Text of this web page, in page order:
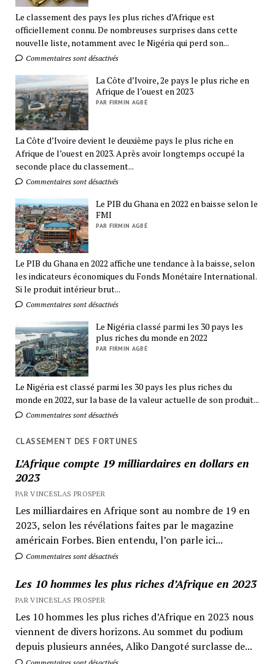
Le classement des pays les plus riches d’Afrique est
officiellement connu. De nombreuses surprises dans cette
nouvelle liste, notamment avec le Nigéria qui perd son...
Commentaires sont désactivés
La Côte d’Ivoire, 2e pays le plus riche en
Afrique de l’ouest en 2023
PAR FIRMIN AGBÉ
La Côte d’Ivoire devient le deuxième pays le plus riche en
Afrique de l’ouest en 2023. Après avoir longtemps occupé la
seconde place du classement...
Commentaires sont désactivés
Le PIB du Ghana en 2022 en baisse selon le
FMI
PAR FIRMIN AGBÉ
Le PIB du Ghana en 2022 affiche une tendance à la baisse, selon
les indicateurs économiques du Fonds Monétaire International.
Si le produit intérieur brut...
Commentaires sont désactivés
Le Nigéria classé parmi les 30 pays les
plus riches du monde en 2022
PAR FIRMIN AGBÉ
Le Nigéria est classé parmi les 30 pays les plus riches du
monde en 2022, sur la base de la valeur actuelle de son produit...
Commentaires sont désactivés
CLASSEMENT DES FORTUNES
L’Afrique compte 19 milliardaires en dollars en
2023
PAR VINCESLAS PROSPER
Les milliardaires en Afrique sont au nombre de 19 en
2023, selon les révélations faites par le magazine
américain Forbes. Bien entendu, l’on parle ici...
Commentaires sont désactivés
Les 10 hommes les plus riches d’Afrique en 2023
PAR VINCESLAS PROSPER
Les 10 hommes les plus riches d’Afrique en 2023 nous
viennent de divers horizons. Au sommet du podium
depuis plusieurs années, Aliko Dangoté surclasse de...